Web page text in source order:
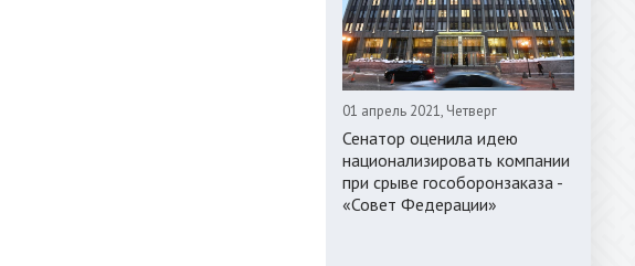
01 апрель 2021, Четверг
Сенатор оценила идею
национализировать компании
при срыве гособоронзаказа -
«Совет Федерации»